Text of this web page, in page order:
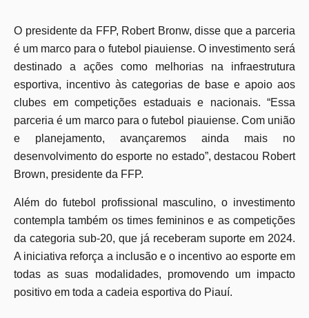
O presidente da FFP, Robert Bronw, disse que a parceria
é um marco para o futebol piauiense. O investimento será
destinado a ações como melhorias na infraestrutura
esportiva, incentivo às categorias de base e apoio aos
clubes em competições estaduais e nacionais. “Essa
parceria é um marco para o futebol piauiense. Com união
e planejamento, avançaremos ainda mais no
desenvolvimento do esporte no estado”, destacou Robert
Brown, presidente da FFP.
Além do futebol profissional masculino, o investimento
contempla também os times femininos e as competições
da categoria sub-20, que já receberam suporte em 2024.
A iniciativa reforça a inclusão e o incentivo ao esporte em
todas as suas modalidades, promovendo um impacto
positivo em toda a cadeia esportiva do Piauí.